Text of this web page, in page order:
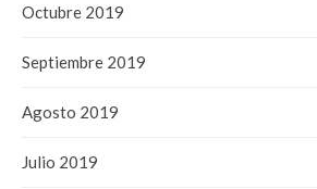
Octubre 2019
Septiembre 2019
Agosto 2019
Julio 2019